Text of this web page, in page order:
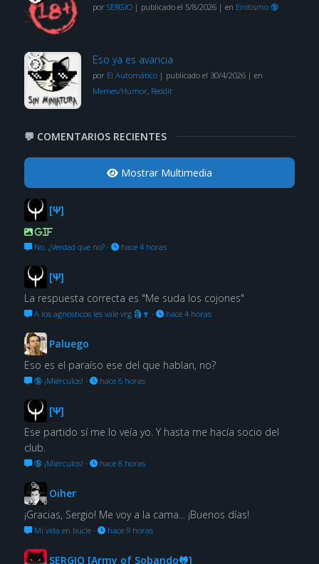
por SERGIO| publicado el 5/8/2026| en Erotismo 🔞
Eso ya es avaricia
por El Automático| publicado el 30/4/2026| en
Memes/Humor, Reddit
💬 COMENTARIOS RECIENTES
Mostrar Multimedia
[Ψ]
GIF
No. ¿Verdad que no?· hace 4 horas
[Ψ]
La respuesta correcta es "Me suda los cojones"
A los agnosticos les vale vrg 🗿🍷 · hace 4 horas
Paluego
Eso es el paraíso ese del que hablan, no?
🔞 ¡Miérculos! · hace 6 horas
[Ψ]
Ese partido sí me lo veía yo. Y hasta me hacía socio del
club.
🔞 ¡Miérculos! · hace 8 horas
Oiher
¡Gracias, Sergio! Me voy a la cama... ¡Buenos días!
Mi vida en bucle· hace 9 horas
SERGIO [Army of Sobando🐸]